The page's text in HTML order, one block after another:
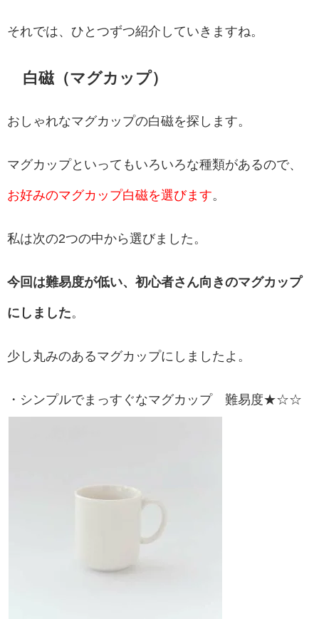
それでは、ひとつずつ紹介していきますね。
白磁（マグカップ）
おしゃれなマグカップの白磁を探します。
マグカップといってもいろいろな種類があるので、
お好みのマグカップ白磁を選びます。
私は次の2つの中から選びました。
今回は難易度が低い、初心者さん向きのマグカップ
にしました。
少し丸みのあるマグカップにしましたよ。
・シンプルでまっすぐなマグカップ 難易度★☆☆